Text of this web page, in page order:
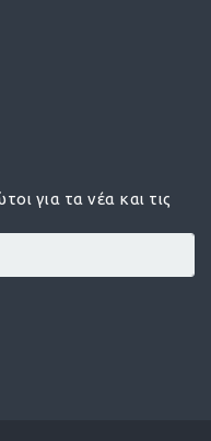
για τα νέα και τις